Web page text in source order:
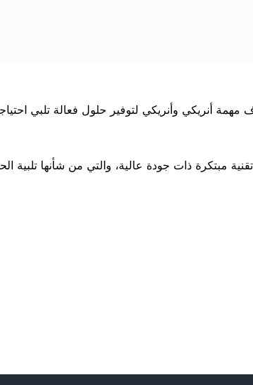
مهمة أنريكي وأنريكي لتوفير حلول فعالة تلبي
مبتكرة ذات جودة عالية، والتي من شأنها تلبية